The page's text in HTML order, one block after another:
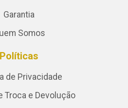
Garantia
Somos
Políticas
de Privacidade
Troca e Devolução